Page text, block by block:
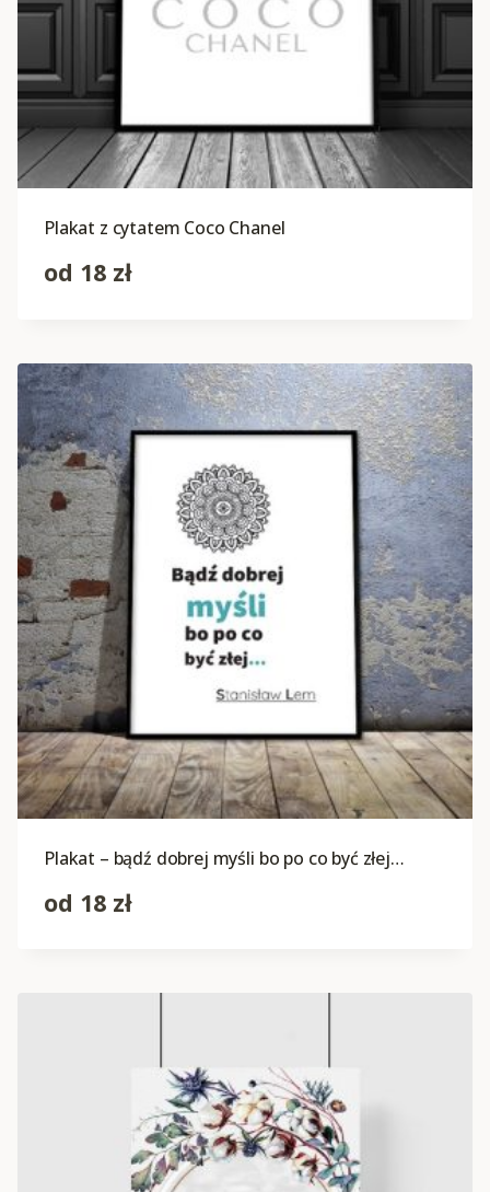
Plakat z cytatem Coco Chanel
od 18 zł
Plakat – bądź dobrej myśli bo po co być złej…
od 18 zł